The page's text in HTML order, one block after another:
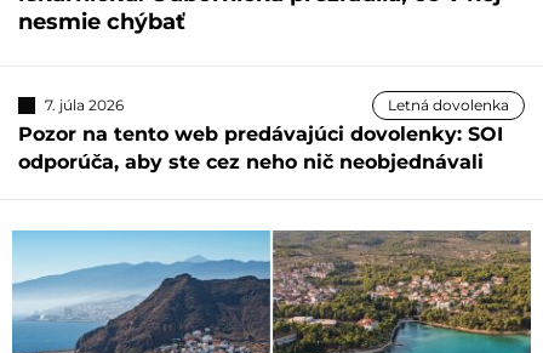
nesmie chýbať
7. júla 2026 Letná dovolenka
Pozor na tento web predávajúci dovolenky: SOI
odporúča, aby ste cez neho nič neobjednávali